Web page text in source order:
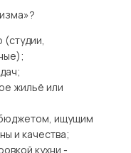
(студии,
жильё или
ищущим
и качества;
кухни -